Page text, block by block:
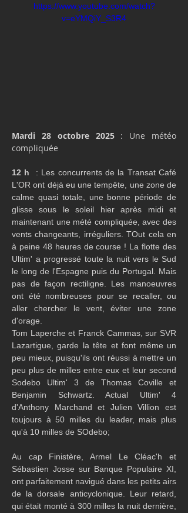
https://www.youtube.com/watch?
v=eYMQiY_S3R4
Mardi 28 octobre 2025 : Une météo
compliquée
12 h
  : Les concurrents de la Transat Café
L'OR ont déjà eu une tempête, une zone de
calme quasi totale, une bonne période de
glisse sous le soleil hier après midi et
maintenant une mété compliquée, avec des
vents changeants, irréguliers. TOut cela en
à peine 48 heures de course ! La flotte des
Ultim' a progressé toute la nuit vers le Sud
le long de l'Espagne puis du Portugal. Mais
pas de façon rectiligne. Les manoeuvres
ont été nombreuses pour se recaller, ou
aller chercher le vent, éviter une zone
d'orage.
Tom Laperche et Franck Cammas, sur SVR
Lazartigue, garde la tête et font même un
peu mieux, puisqu'ils ont réussi à mettre un
peu plus de milles entre eux et leur second
Sodebo Ultim' 3 de Thomas Coville et
Benjamin Schwartz. Actual Ultim' 4
d'Anthony Marchand et Julien Villion est
toujours à 50 milles du leader, mais plus
qu'à 10 milles de SOdebo;
Au cap Finistère, Armel Le Cléac'h et
Sébastien Josse sur Banque Populaire XI,
ont parfaitement navigué dans les petits airs
de la dorsale anticyclonique. Leur retard,
qui était monté à 300 milles la nuit dernière,